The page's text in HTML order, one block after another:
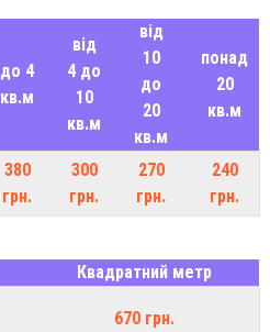
до 4
кв.м
від
4 до
10
кв.м
від
10
до
20
кв.м
понад
20
кв.м
380
грн.
300
грн.
270
грн.
240
грн.
Квадратний метр
670 грн.